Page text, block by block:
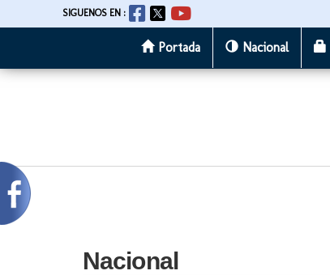
al
SIGUENOS EN :
Portada Nacional
Nacional